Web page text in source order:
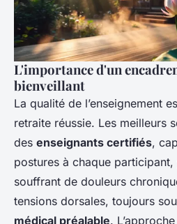
L'importance d'un
bienveillant
La qualité de l’enseignement
retraite réussie. Les meilleurs
des enseignants certifiés,
postures à chaque
souffrant de douleurs
tensions dorsales, toujours
médical préalable.